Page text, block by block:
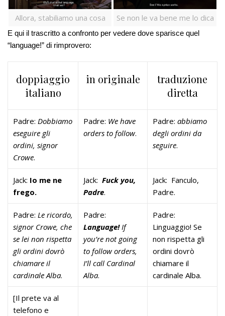
Allora, stabiliamo una cosa Se non le va bene me lo dica
E qui il trascritto a confronto per vedere dove sparisce quel
“language!” di rimprovero:
doppiaggio
italiano
in originale
traduzione
diretta
Padre: Dobbiamo
eseguire gli
ordini, signor
Crowe.
Padre: We have
orders to follow.
Padre: abbiamo
degli ordini da
seguire.
Jack: Io me ne
frego.
Jack: Fuck you,
Padre.
Jack: Fanculo,
Padre.
Padre: Le ricordo,
signor Crowe, che
se lei non rispetta
gli ordini dovrò
chiamare il
cardinale Alba.
Padre:
Language!If
you’re not going
to follow orders,
I’ll call Cardinal
Alba.
Padre:
Linguaggio! Se
non rispetta gli
ordini dovrò
chiamare il
cardinale Alba.
[Il prete va al
telefono e